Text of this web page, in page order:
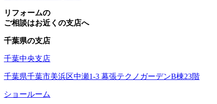
リフォームの
ご相談はお近くの支店へ
千葉県の支店
千葉中央支店
千葉県千葉市美浜区中瀬1-3 幕張テクノガーデンB棟23階
ショールーム